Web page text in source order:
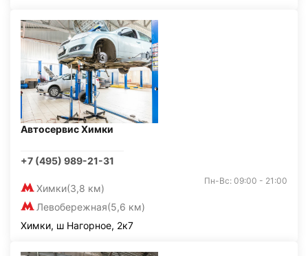
Автосервис Химки
+7 (495) 989-21-31
Химки(3,8 км)
Левобережная(5,6 км)
Пн-Вс: 09:00 - 21:00
Химки, ш Нагорное, 2к7